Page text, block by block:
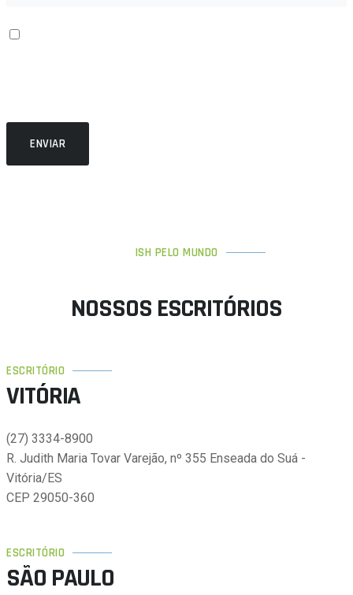
ISH PELO MUNDO
NOSSOS ESCRITÓRIOS
ESCRITÓRIO
VITÓRIA
(27) 3334-8900
R. Judith Maria Tovar Varejão, nº 355 Enseada do Suá -
Vitória/ES
CEP 29050-360
ESCRITÓRIO
SÃO PAULO